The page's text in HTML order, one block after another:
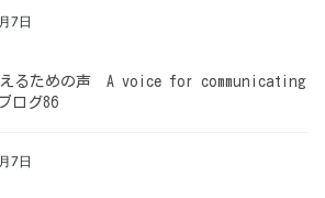
7日
えるための声 A voice for communicating
ログ86
7日